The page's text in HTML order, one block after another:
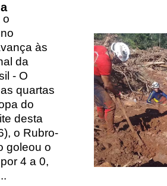
o
às
da
- O
quartas
do
desta
o Rubro-
goleou o
4 a 0,